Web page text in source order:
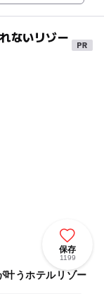
ないリゾー
保存
1199
叶うホテルリゾー